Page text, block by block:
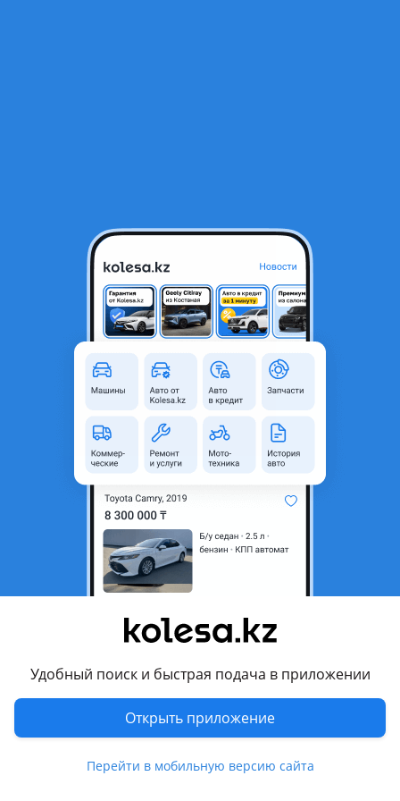
Удобный поиск и быстрая подача в приложении
Открыть приложение
Перейти в мобильную версию сайта
Компрессор кондиционера BMW E46 E39 E38 M52 M54
Алматы, Алматинская
область
Б/y
Оригинальность
Оригинал
64 52 8 377 241, 64 52 6 904
911 340
Возможна рассрочка или
Подходит на авто
BMW 320
2001 - 2006 E46 рестайлинг, 1998 - 2003 E46